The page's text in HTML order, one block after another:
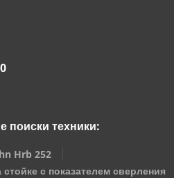
поиски техники:
Hrb 252
с показателем сверления